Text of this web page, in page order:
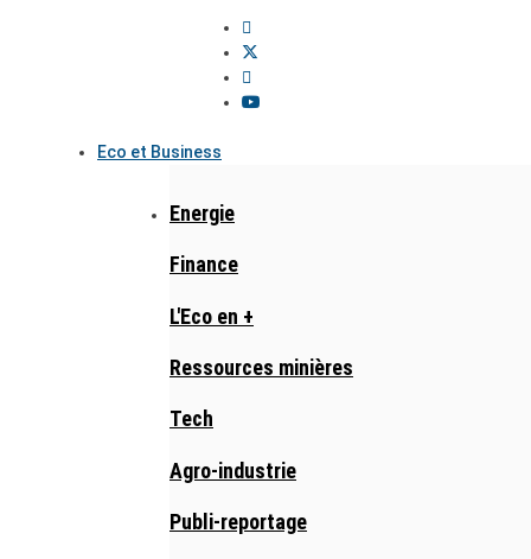
Eco et Business
Energie
Finance
L'Eco en +
Ressources minières
Tech
Agro-industrie
Publi-reportage